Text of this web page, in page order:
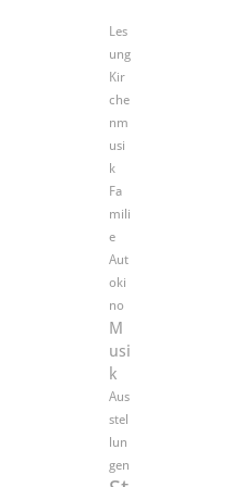
Les
ung
Kir
che
nm
usi
k
Fa
mili
e
Aut
oki
no
M
usi
k
Aus
stel
lun
gen